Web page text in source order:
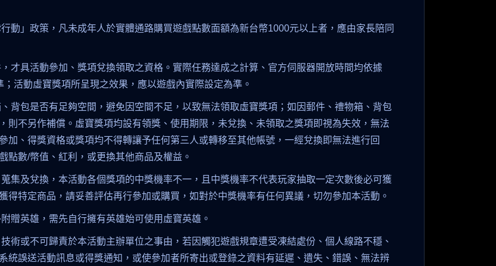
動」政策，凡未成年人於實體通路購買遊戲點數面額為新台幣1000元以上者，應由家長陪同
才具活動參加、獎項兌換領取之資格。實際任務達成之計算、官方伺服器開放時間均依據
活動虛寶獎項所呈現之效果，應以遊戲內實際設定為準。
背包是否有足夠空間，避免因空間不足，以致無法領取虛寶獎項；如因郵件、禮物箱、背包
則不另作補償。虛寶獎項均設有領獎、使用期限，未兌換、未領取之獎項即視為失效，無法
加、得獎資格或獎項均不得轉讓予任何第三人或轉移至其他帳號，一經兌換即無法進行回
點數/幣值、紅利，或更換其他商品及權益。
集及兌換，本活動各個獎項的中獎機率不一，且中獎機率不代表玩家抽取一定次數後必可獲
得特定商品，請妥善評估再行參加或購買，如對於中獎機率有任何異議，切勿參加本活動。
贈英雄，需先自行擁有英雄始可使用虛寶英雄。
術或不可歸責於本活動主辦單位之事由，若因觸犯遊戲規章遭受凍結處份、個人線路不穩、
統誤送活動訊息或得獎通知，或使參加者所寄出或登錄之資料有延遲、遺失、錯誤、無法辨